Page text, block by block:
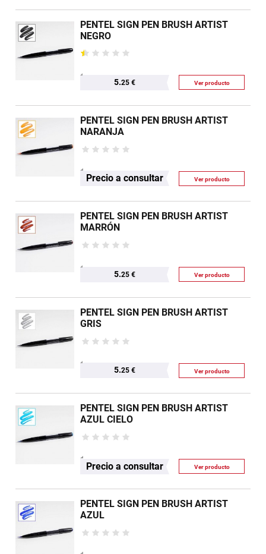
PENTEL SIGN PEN BRUSH ARTIST
NEGRO
5.25 € Ver producto
PENTEL SIGN PEN BRUSH ARTIST
NARANJA
Precio a consultar Ver producto
PENTEL SIGN PEN BRUSH ARTIST
MARRÓN
5.25 € Ver producto
PENTEL SIGN PEN BRUSH ARTIST
GRIS
5.25 € Ver producto
PENTEL SIGN PEN BRUSH ARTIST
AZUL CIELO
Precio a consultar Ver producto
PENTEL SIGN PEN BRUSH ARTIST
AZUL